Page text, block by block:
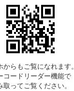
からもご覧になれます。
コードリーダー機能で
取ってご覧ください。